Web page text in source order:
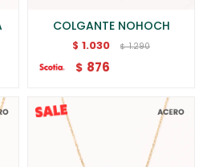
COLGANTE NOHOCH
$ 1.030 $ 1.290
$ 876